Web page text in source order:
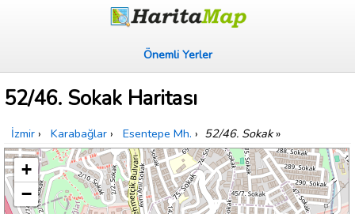
Önemli Yerler
52/46. Sokak Haritası
İzmir › Karabağlar › Esentepe Mh. › 52/46. Sokak»
+
−